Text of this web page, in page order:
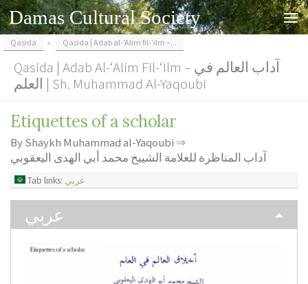
Skip to content
Damas Cultural Society
Qasida » Qasida | Adab al-‘Alim fil-‘ilm –...
Qasida | Adab Al-‘Alim Fil-‘ilm – آداب العالم في
العلم | Sh. Muhammad Al-Yaqoubi
Etiquettes of a scholar
By Shaykh Muhammad al-Yaqoubi ⇒
آداب المناظرة للعلامة الشييخ محمد أبي الهدى اليعقوبي
Tab links: عربي
عربي